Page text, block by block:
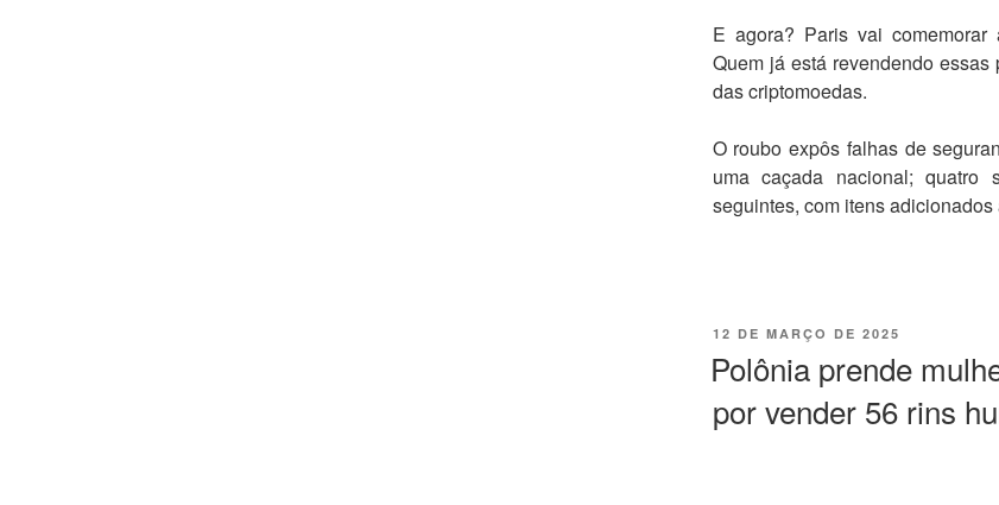
E agora? Paris vai comemorar
Quem já está revendendo
das criptomoedas.
O roubo expôs falhas de
uma caçada nacional; quatro
seguintes, com itens
12 DE MARÇO DE 2025
Polônia prende
por vender 56 rins